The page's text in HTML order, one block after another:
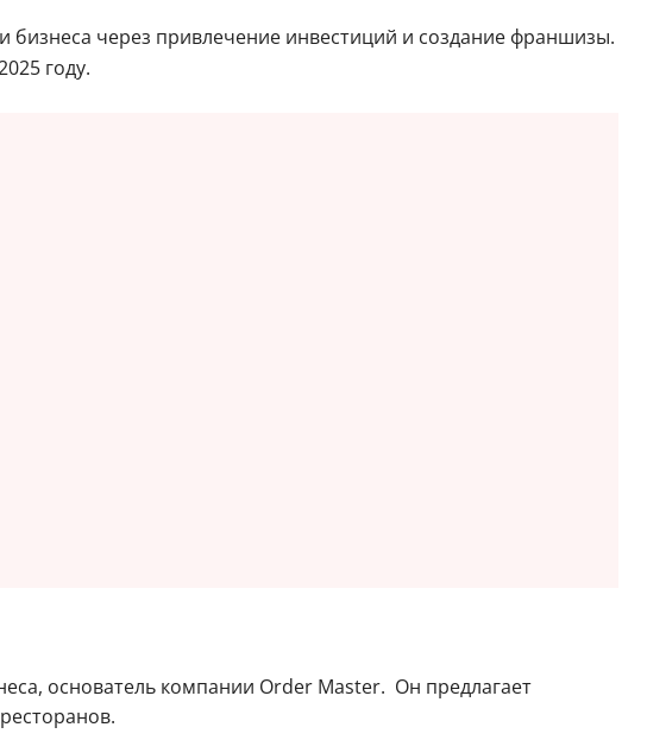
через привлечение инвестиций и создание франшизы.
году.
основатель компании Order Master. Он предлагает